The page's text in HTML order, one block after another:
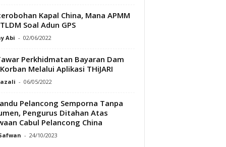
Kapal China, Mana APMM
Soal Adun GPS
Abi - 02/06/2022
Perkhidmatan Bayaran Dam
Melalui Aplikasi THiJARI
- 06/05/2022
Pelancong Semporna Tanpa
Pengurus Ditahan Atas
Cabul Pelancong China
- 24/10/2023